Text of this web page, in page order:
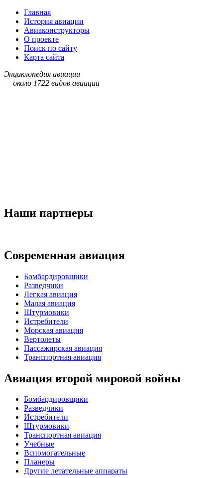
Главная
История авиации
Авиаконструкторы
О проекте
Поиск по сайту
Карта сайта
Энциклопедия авиации
— около 1722 видов авиации
Наши партнеры
Современная авиация
Бомбардировщики
Разведчики
Легкая авиация
Малая авиация
Штурмовики
Истребители
Морская авиация
Вертолеты
Пассажирская авиация
Транспортная авиация
Авиация второй мировой войны
Бомбардировщики
Разведчики
Истребители
Штурмовики
Транспортная авиация
Учебные
Вспомогательные
Планеры
Другие летательные аппараты